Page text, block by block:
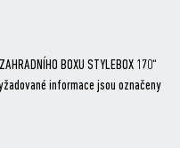
BOXU STYLEBOX 170“
informace jsou označeny